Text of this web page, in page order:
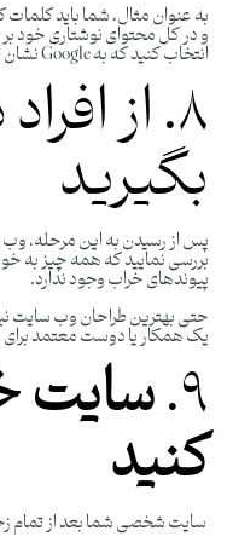
به عنوان مثال، شما باید
و در کل محتوای نوشتاری خود بر
انتخاب کنید که به Google نشان دهد سایت شما چیست.
۸. از
بگیرید
پس از رسیدن به این مرحله،
بررسی نمایید که همه چیز به
پیوندهای خراب وجود ندارد.
حتی بهترین طراحان وب سایت
یک همکار یا دوست معتمد برای
۹. سایت
کنید
سایت شخصی شما بعد از تمام